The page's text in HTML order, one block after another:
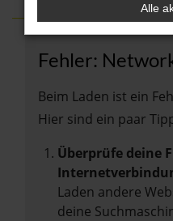
Fehler:
Beim Laden ist ein
Hier sind ein paar
Überprüfe deine
Laden andere
deine
Alle